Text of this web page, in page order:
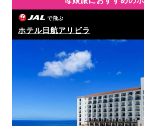
で飛ぶ
ホテル日航アリビラ